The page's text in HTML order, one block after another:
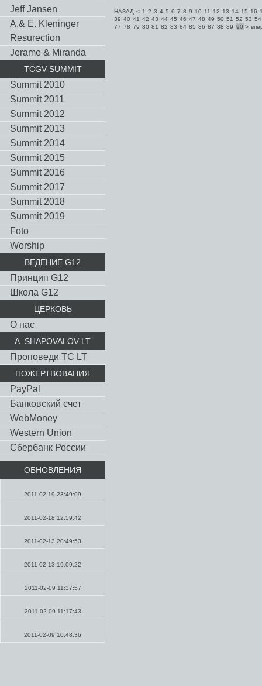
Jeff Jansen
A.& E. Kleninger
Resurection
Jerame & Miranda
TCGV SUMMIT
Summit 2010
Summit 2011
Summit 2012
Summit 2013
Summit 2014
Summit 2015
Summit 2016
Summit 2017
Summit 2018
Summit 2019
Foto
Worship
ВЕДЕНИЕ G12
Принцип G12
Школа G12
ЦЕРКОВЬ
О нас
A. SHAPOVALOV LT
Проповеди TC LT
ПОЖЕРТВОВАНИЯ
PayPal
Банковский счет
WebMoney
Western Union
Сбербанк России
ОБНОВЛЕНИЯ
2011-02-19 23:49:09
2011-02-18 12:59:42
2011-02-13 20:49:53
2011-02-13 19:09:22
2011-02-09 11:37:57
2011-02-09 11:17:43
2011-02-09 10:48:36
НАЗАД < 1 2 3 4 5 6 7 8 9 10 11 12 13 14 15 16
39 40 41 42 43 44 45 46 47 48 49 50 51 52 53 54
77 78 79 80 81 82 83 84 85 86 87 88 89 90 >